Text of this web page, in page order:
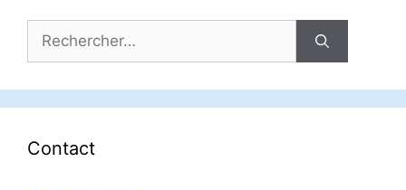
Rechercher :
Contact